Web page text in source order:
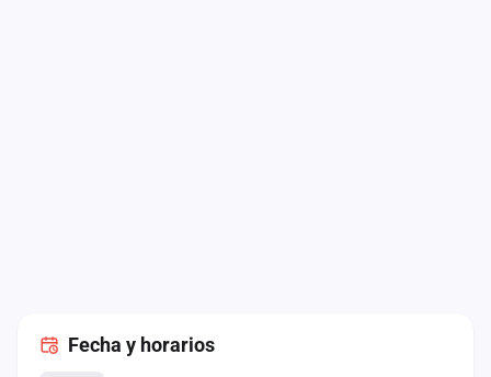
Fecha y horarios
Administración